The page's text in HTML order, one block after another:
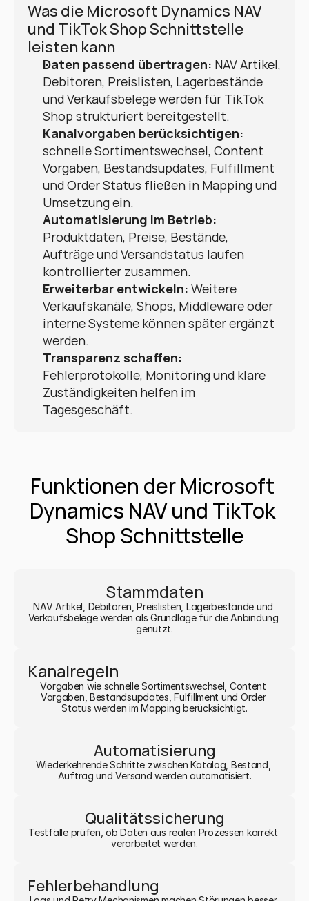
Was die Microsoft Dynamics NAV
und TikTok Shop Schnittstelle
leisten kann
Daten passend übertragen: NAV Artikel,
Debitoren, Preislisten, Lagerbestände
und Verkaufsbelege werden für TikTok
Shop strukturiert bereitgestellt.
Kanalvorgaben berücksichtigen:
schnelle Sortimentswechsel, Content
Vorgaben, Bestandsupdates, Fulfillment
und Order Status fließen in Mapping und
Umsetzung ein.
Automatisierung im Betrieb:
Produktdaten, Preise, Bestände,
Aufträge und Versandstatus laufen
kontrollierter zusammen.
Erweiterbar entwickeln: Weitere
Verkaufskanäle, Shops, Middleware oder
interne Systeme können später ergänzt
werden.
Transparenz schaffen:
Fehlerprotokolle, Monitoring und klare
Zuständigkeiten helfen im
Tagesgeschäft.
Funktionen der Microsoft
Dynamics NAV und TikTok
Shop Schnittstelle
Stammdaten
NAV Artikel, Debitoren, Preislisten, Lagerbestände und
Verkaufsbelege werden als Grundlage für die Anbindung
genutzt.
Kanalregeln
Vorgaben wie schnelle Sortimentswechsel, Content
Vorgaben, Bestandsupdates, Fulfillment und Order
Status werden im Mapping berücksichtigt.
Automatisierung
Wiederkehrende Schritte zwischen Katalog, Bestand,
Auftrag und Versand werden automatisiert.
Qualitätssicherung
Testfälle prüfen, ob Daten aus realen Prozessen korrekt
verarbeitet werden.
Fehlerbehandlung